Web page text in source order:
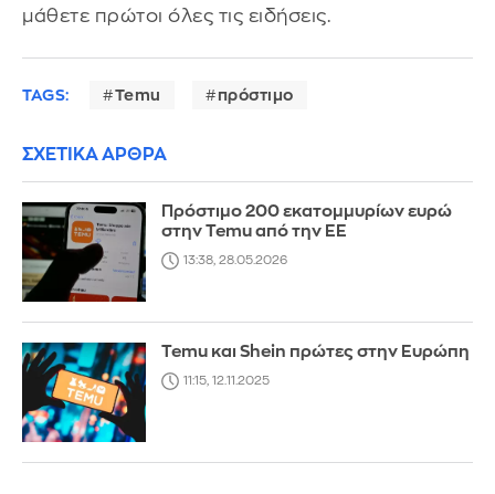
μάθετε πρώτοι όλες τις ειδήσεις.
TAGS: Temu πρόστιμο
ΣΧΕΤΙΚΑ ΑΡΘΡΑ
Πρόστιμο 200 εκατομμυρίων ευρώ
στην Temu από την ΕΕ
13:38, 28.05.2026
Temu και Shein πρώτες στην Ευρώπη
11:15, 12.11.2025